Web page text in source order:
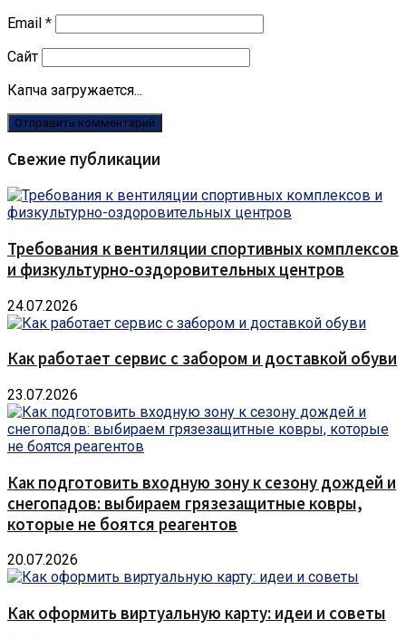
Email *
Сайт
Капча загружается...
Свежие публикации
Требования к вентиляции спортивных комплексов
и физкультурно-оздоровительных центров
24.07.2026
Как работает сервис с забором и доставкой обуви
23.07.2026
Как подготовить входную зону к сезону дождей и
снегопадов: выбираем грязезащитные ковры,
которые не боятся реагентов
20.07.2026
Как оформить виртуальную карту: идеи и советы